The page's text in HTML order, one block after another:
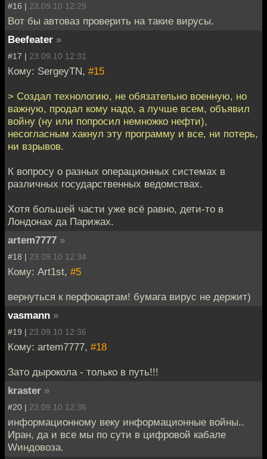
#16 | 23.09.10 12:29
Вот бы автоваз проверить на такие вирусы.
Beefeater »
#17 | 23.09.10 12:31
Кому: SergeyTN, #15
> Создал технологию, не обязательно военную, но
важную, продал кому надо, а лучше всем, объявил
войну (ну или попросил немножко нефти),
несогласным хакнул эту программу и все, ни потерь,
ни взрывов.
К вопросу о разных операционных системах в
различных государственных ведомствах.
Хотя большей части уже всё равно, дети-то в
Лондонах да Парижах.
artem7777 »
#18 | 23.09.10 12:34
Кому: Art1st, #5
вернуться к перфокартам! бумага вирус не держит)
vasmann »
#19 | 23.09.10 12:36
Кому: artem7777, #18
Зато дырокола - только в путь!!!
kraster »
#20 | 23.09.10 12:36
информационному веку информационные войны..
Иран, да и все мы по сути в цифровой кабале
Wиндовоза.